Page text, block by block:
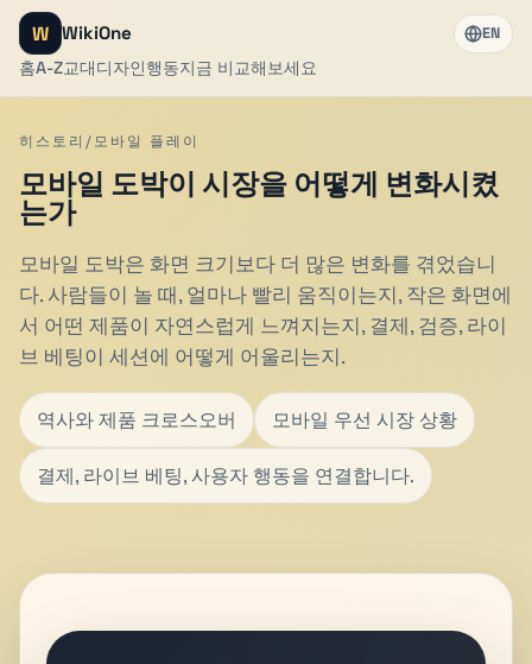
W WikiOne
홈A-Z교대디자인행동지금 비교해보세요
EN
히스토리/모바일 플레이
모바일 도박이 시장을 어떻게 변화시켰
는가
모바일 도박은 화면 크기보다 더 많은 변화를 겪었습니
다. 사람들이 놀 때, 얼마나 빨리 움직이는지, 작은 화면에
서 어떤 제품이 자연스럽게 느껴지는지, 결제, 검증, 라이
브 베팅이 세션에 어떻게 어울리는지.
역사와 제품 크로스오버 모바일 우선 시장 상황
결제, 라이브 베팅, 사용자 행동을 연결합니다.